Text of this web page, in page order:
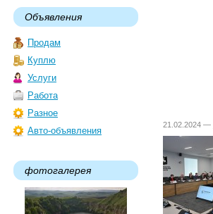
Объявления
Продам
Куплю
Услуги
Работа
Разное
Авто-объявления
фотогалерея
21.02.2024 —